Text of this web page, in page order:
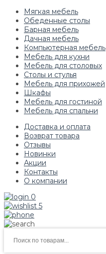
Мягкая мебель
Обеденные столы
Барная мебель
Дачная мебель
Компьютерная мебель
Мебель для кухни
Мебель для столовых
Столы и стулья
Мебель для прихожей
Шкафы
Мебель для гостиной
Мебель для спальни
Доставка и оплата
Возврат товара
Отзывы
Новинки
Акции
Контакты
О компании
0
5
товаров